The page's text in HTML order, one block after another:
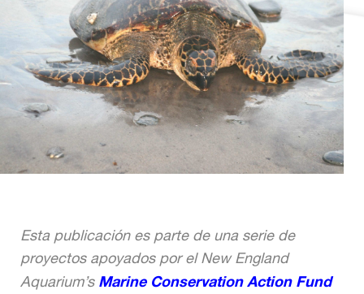
Esta publicación es parte de una serie de
proyectos apoyados por el New England
Aquarium’s Marine Conservation Action Fund